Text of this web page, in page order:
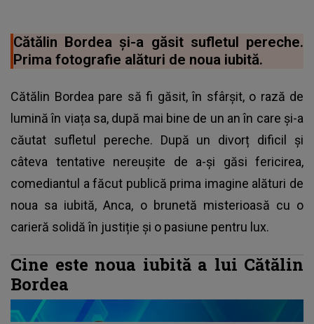
Cătălin Bordea și-a găsit sufletul pereche.
Prima fotografie alături de noua iubită.
Cătălin Bordea pare să fi găsit, în sfârșit, o rază de
lumină în viața sa, după mai bine de un an în care și-a
căutat sufletul pereche. După un divorț dificil și
câteva tentative nereușite de a-și găsi fericirea,
comediantul a făcut publică prima imagine alături de
noua sa iubită, Anca, o brunetă misterioasă cu o
carieră solidă în justiție și o pasiune pentru lux.
Cine este noua iubită a lui Cătălin
Bordea